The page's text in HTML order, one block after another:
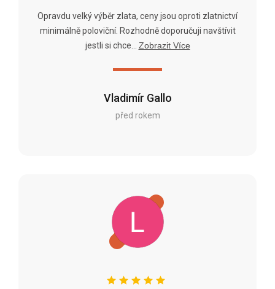
Vladimír Gallo
před rokem
Opravdu velký výběr zlata, ceny jsou oproti zlatnictví
minimálně poloviční. Rozhodně doporučuji navštívit
jestli si chce...
Zobrazit Více